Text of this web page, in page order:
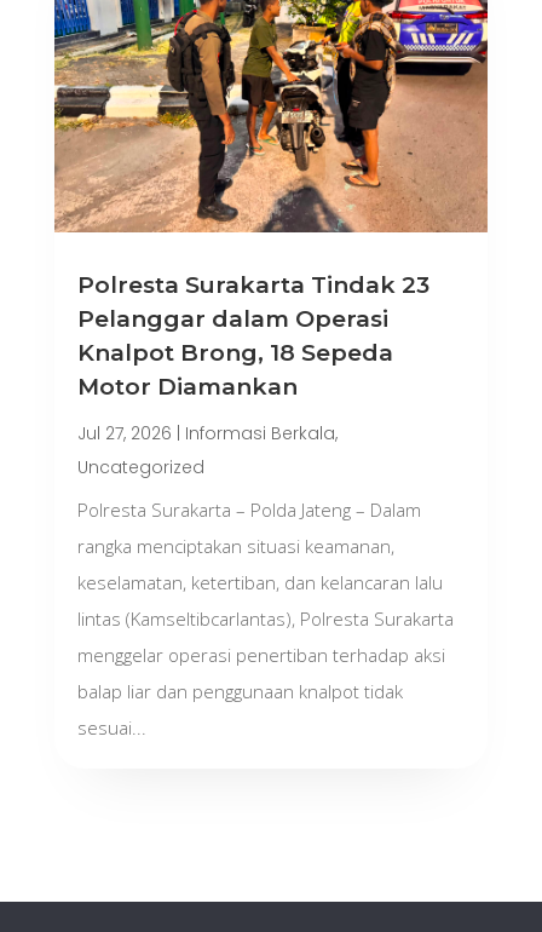
Polresta Surakarta Tindak 23
Pelanggar dalam Operasi
Knalpot Brong, 18 Sepeda
Motor Diamankan
Jul 27, 2026 | Informasi Berkala,
Uncategorized
Polresta Surakarta – Polda Jateng – Dalam
rangka menciptakan situasi keamanan,
keselamatan, ketertiban, dan kelancaran lalu
lintas (Kamseltibcarlantas), Polresta Surakarta
menggelar operasi penertiban terhadap aksi
balap liar dan penggunaan knalpot tidak
sesuai...